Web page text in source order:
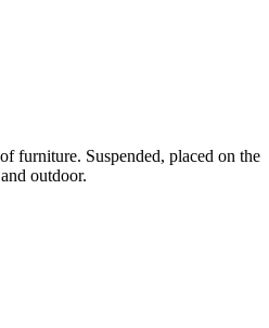
furniture. Suspended, placed on the
outdoor.